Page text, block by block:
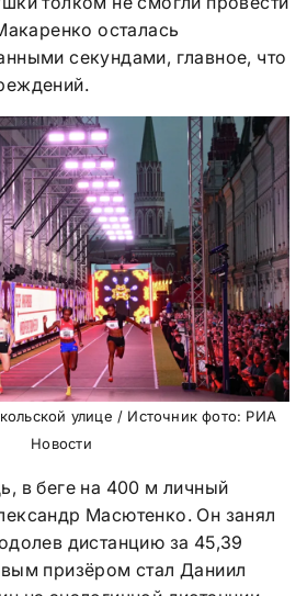
осталась
секундами, главное, что
улице / Источник фото: РИА
Новости
в беге на 400 м личный
Масютенко. Он занял
дистанцию за 45,39
призёром стал Даниил